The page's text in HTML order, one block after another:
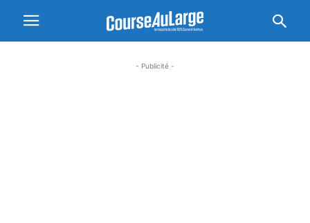
- Publicité -